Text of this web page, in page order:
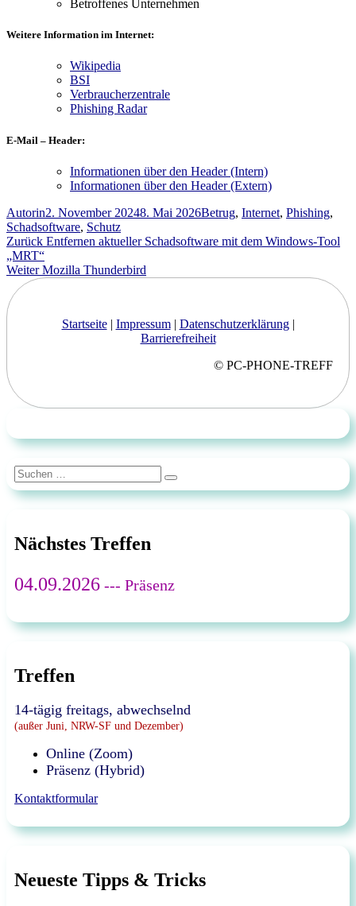
Betroffenes Unternehmen
Weitere Information im Internet:
Wikipedia
BSI
Verbraucherzentrale
Phishing Radar
E-Mail – Header:
Informationen über den Header (Intern)
Informationen über den Header (Extern)
Autor
AutorinVeröffentlicht
am
2. November 20248. Mai 2026Schlagwörter
Betrug, Internet, Phishing,
Schadsoftware, Schutz
Beitragsnavigation
Zurück Vorheriger
Entfernen aktueller Schadsoftware mit dem Windows-Tool
„MRT“
Weiter Nächster
Beitrag:
Mozilla Thunderbird
Startseite| Impressum| Datenschutzerklärung|
Barrierefreiheit
© PC-PHONE-TREFF
Suchen
nach:
Suchen
Nächstes Treffen
04.09.2026 --- Präsenz
Treffen
14-tägig freitags, abwechselnd
(außer Juni, NRW-SF und Dezember)
Online (Zoom)
Präsenz (Hybrid)
Kontaktformular
Neueste Tipps & Tricks